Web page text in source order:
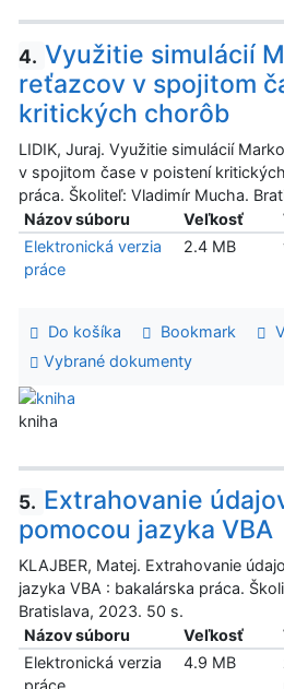
4. Využitie simulácií
reťazcov v spojitom
kritických chorôb
LIDIK, Juraj. Využitie simulácií
v spojitom čase v poistení
práca. Školiteľ: Vladimír Mucha.
Názov súboru
Veľkosť
Elektronická verzia
práce
2.4 MB
Do košíka Bookmark
Vybrané dokumenty
kniha
5. Extrahovanie
pomocou jazyka VBA
KLAJBER, Matej. Extrahovanie
jazyka VBA : bakalárska práca.
Bratislava, 2023. 50 s.
Názov súboru
Veľkosť
Elektronická verzia
4.9 MB